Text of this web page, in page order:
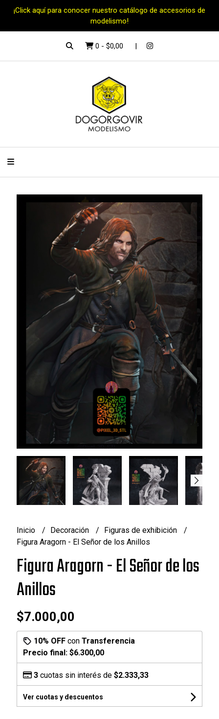
¡Click aquí para conocer nuestro catálogo de accesorios de
modelismo!
0 - $0,00
Inicio Decoración
Figuras de exhibición
Figura Aragorn - El Señor de los Anillos
Figura Aragorn - El Señor de los
Anillos
$7.000,00
10% OFFcon Transferencia
Precio final: $6.300,00
3cuotas sin interés de $2.333,33
Ver cuotas y descuentos